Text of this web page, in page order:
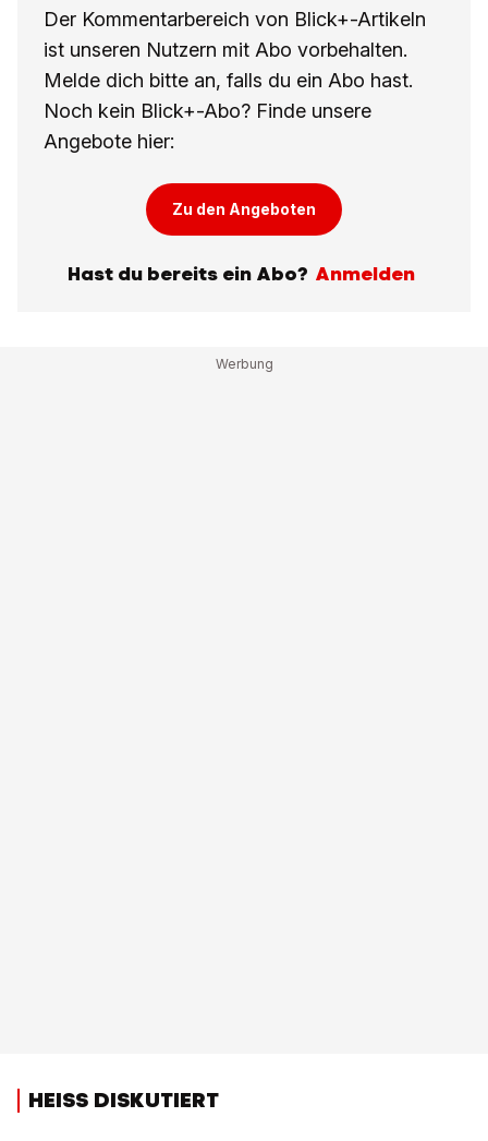
Der Kommentarbereich von Blick+-Artikeln
ist unseren Nutzern mit Abo vorbehalten.
Melde dich bitte an, falls du ein Abo hast.
Noch kein Blick+-Abo? Finde unsere
Angebote hier:
Zu den Angeboten
Hast du bereits ein Abo? Anmelden
HEISS DISKUTIERT